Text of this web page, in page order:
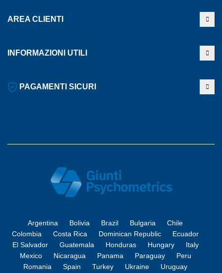
AREA CLIENTI
INFORMAZIONI UTILI
PAGAMENTI SICURI
Argentina Bolivia Brazil Bulgaria
Chile
Colombia
Costa Rica Dominican Republic
Ecuador
El Salvador
Guatemala Honduras Hungary
Italy
Mexico
Nicaragua Panama Paraguay
Peru
Romania
Spain Turkey Ukraine
Uruguay